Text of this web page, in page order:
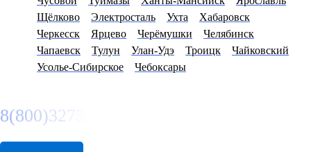
Щёлково
Электросталь Ухта
Хабаровск
Черкесск
Ярцево Черёмушки
Челябинск
Чапаевск
Тулун Улан-Удэ Троицк
Чайковский
Усолье-Сибирское
Чебоксары
8(800)3275280